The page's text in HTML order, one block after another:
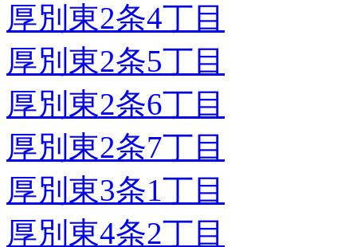
厚別東2条4丁目
厚別東2条5丁目
厚別東2条6丁目
厚別東2条7丁目
厚別東3条1丁目
厚別東4条2丁目